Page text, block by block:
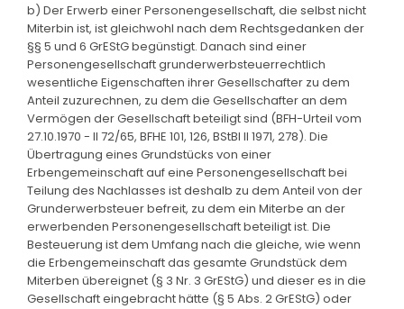
b) Der Erwerb einer Personengesellschaft, die selbst nicht
Miterbin ist, ist gleichwohl nach dem Rechtsgedanken der
§§ 5 und 6 GrEStG begünstigt. Danach sind einer
Personengesellschaft grunderwerbsteuerrechtlich
wesentliche Eigenschaften ihrer Gesellschafter zu dem
Anteil zuzurechnen, zu dem die Gesellschafter an dem
Vermögen der Gesellschaft beteiligt sind (BFH-Urteil vom
27.10.1970 - II 72/65, BFHE 101, 126, BStBl II 1971, 278). Die
Übertragung eines Grundstücks von einer
Erbengemeinschaft auf eine Personengesellschaft bei
Teilung des Nachlasses ist deshalb zu dem Anteil von der
Grunderwerbsteuer befreit, zu dem ein Miterbe an der
erwerbenden Personengesellschaft beteiligt ist. Die
Besteuerung ist dem Umfang nach die gleiche, wie wenn
die Erbengemeinschaft das gesamte Grundstück dem
Miterben übereignet (§ 3 Nr. 3 GrEStG) und dieser es in die
Gesellschaft eingebracht hätte (§ 5 Abs. 2 GrEStG) oder